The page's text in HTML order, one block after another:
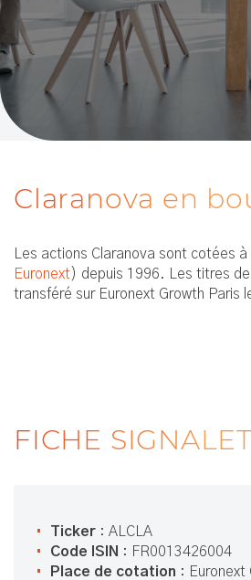
Claranova en
Les actions Claranova sont cotées
Euronext) depuis 1996. Les titres
transféré sur Euronext Growth Paris
FICHE
Ticker : ALCLA
Code ISIN : FR0013426004
Place de cotation : Euronext